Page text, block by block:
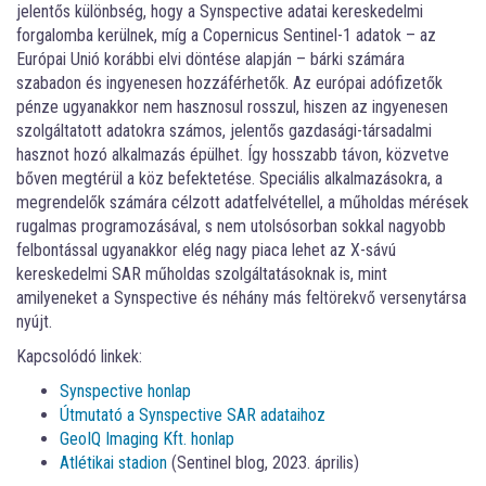
jelentős különbség, hogy a Synspective adatai kereskedelmi
forgalomba kerülnek, míg a Copernicus Sentinel-1 adatok – az
Európai Unió korábbi elvi döntése alapján – bárki számára
szabadon és ingyenesen hozzáférhetők. Az európai adófizetők
pénze ugyanakkor nem hasznosul rosszul, hiszen az ingyenesen
szolgáltatott adatokra számos, jelentős gazdasági-társadalmi
hasznot hozó alkalmazás épülhet. Így hosszabb távon, közvetve
bőven megtérül a köz befektetése. Speciális alkalmazásokra, a
megrendelők számára célzott adatfelvétellel, a műholdas mérések
rugalmas programozásával, s nem utolsósorban sokkal nagyobb
felbontással ugyanakkor elég nagy piaca lehet az X-sávú
kereskedelmi SAR műholdas szolgáltatásoknak is, mint
amilyeneket a Synspective és néhány más feltörekvő versenytársa
nyújt.
Kapcsolódó linkek:
Synspective honlap
Útmutató a Synspective SAR adataihoz
GeoIQ Imaging Kft. honlap
Atlétikai stadion (Sentinel blog, 2023. április)